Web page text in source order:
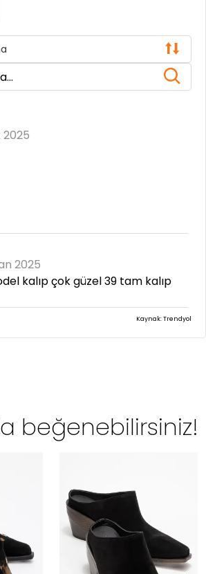
2025
2025
kalıp çok güzel 39 tam kalıp
Kaynak: Trendyol
beğenebilirsiniz!